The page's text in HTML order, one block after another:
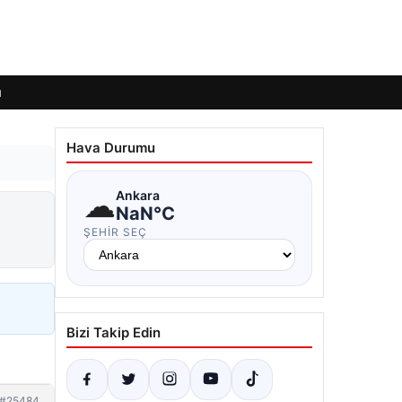
Hava Durumu
☁Ankara
NaN°C
ŞEHIR SEÇ
Bizi Takip Edin